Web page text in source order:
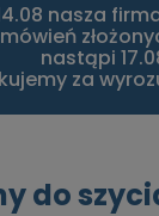
nasza
nastąpi
za
do